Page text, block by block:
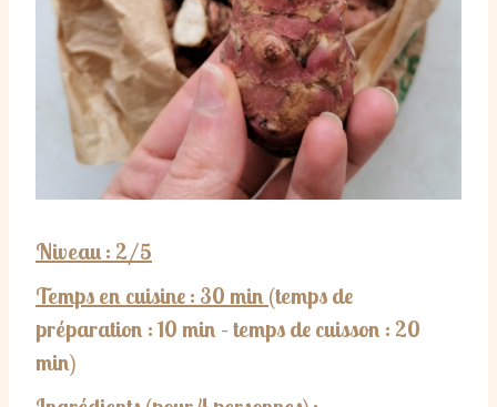
Niveau : 2/5
Temps en cuisine : 30 min (temps de
préparation : 10 min – temps de cuisson : 20
min)